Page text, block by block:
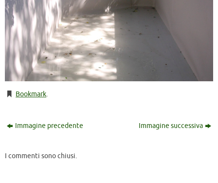
Bookmark.
Immagine precedente Immagine successiva
I commenti sono chiusi.